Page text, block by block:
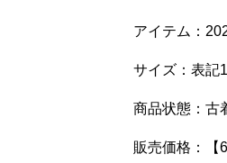
アイテム：
サイズ：表記
商品状態：古
販売価格：【